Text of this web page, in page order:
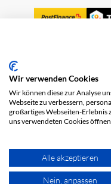
Protection des données
© 2026 COOL
Wir verwenden Cookies
Wir können diese zur Analyse
Webseite zu verbessern,
großartiges Webseiten-Erlebnis
uns verwendeten Cookies
Alle akzeptieren
Nein, anpassen